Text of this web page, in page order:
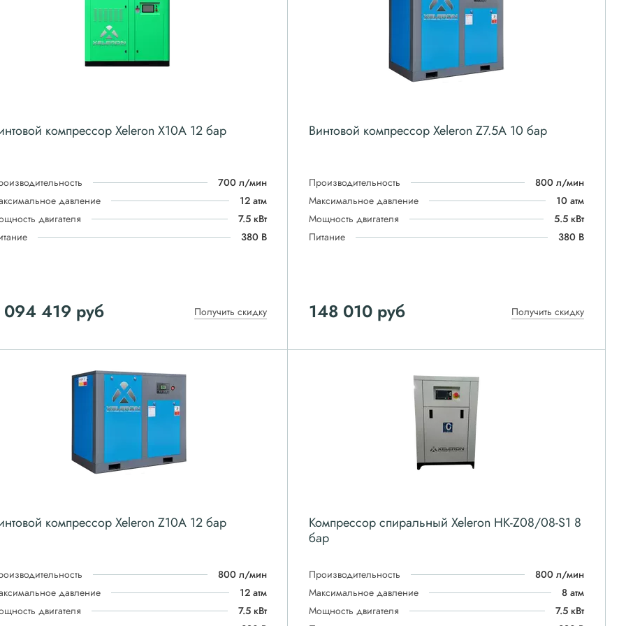
компрессор Xeleron X10A 12 бар
700 л/мин
давление
12 атм
двигателя
7.5 кВт
380 В
094 419 руб Получить скидку
Винтовой компрессор Xeleron Z7.5A 10 бар
Производительность
800 л/мин
Максимальное давление
10 атм
Мощность двигателя
5.5 кВт
Питание
380 В
148 010руб Получить скидку
компрессор Xeleron Z10A 12 бар
800 л/мин
давление
12 атм
двигателя
7.5 кВт
Компрессор спиральный Xeleron HK-Z08/08-S1 8
бар
Производительность
800 л/мин
Максимальное давление
8 атм
Мощность двигателя
7.5 кВт